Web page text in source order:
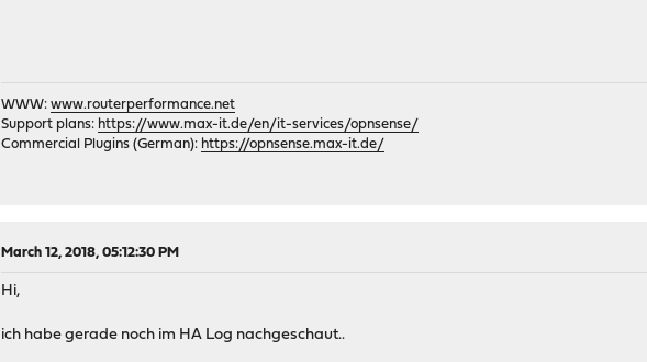
WWW:www.routerperformance.net
Support plans: https://www.max-it.de/en/it-services/opnsense/
Commercial Plugins (German): https://opnsense.max-it.de/
March 12, 2018, 05:12:30 PM
Hi,
ich habe gerade noch im HA Log nachgeschaut..